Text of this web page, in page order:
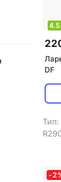
4.5
DF
Тип:
-2